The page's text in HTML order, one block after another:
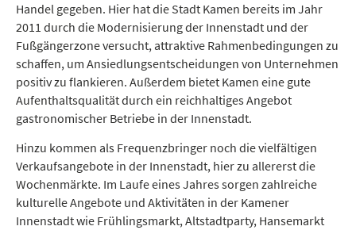
Handel gegeben. Hier hat die Stadt Kamen bereits im Jahr
2011 durch die Modernisierung der Innenstadt und der
Fußgängerzone versucht, attraktive Rahmenbedingungen zu
schaffen, um Ansiedlungsentscheidungen von Unternehmen
positiv zu flankieren. Außerdem bietet Kamen eine gute
Aufenthaltsqualität durch ein reichhaltiges Angebot
gastronomischer Betriebe in der Innenstadt.
Hinzu kommen als Frequenzbringer noch die vielfältigen
Verkaufsangebote in der Innenstadt, hier zu allererst die
Wochenmärkte. Im Laufe eines Jahres sorgen zahlreiche
kulturelle Angebote und Aktivitäten in der Kamener
Innenstadt wie Frühlingsmarkt, Altstadtparty, Hansemarkt